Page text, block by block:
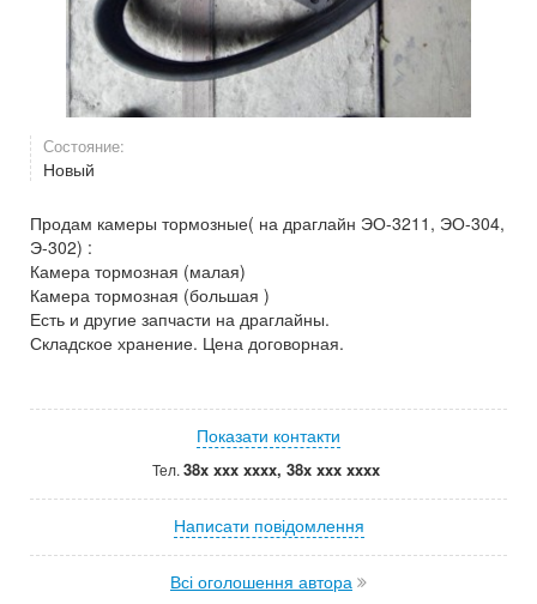
Состояние:
Новый
Продам камеры тормозные( на драглайн ЭО-3211, ЭО-304,
Э-302) :
Камера тормозная (малая)
Камера тормозная (большая )
Есть и другие запчасти на драглайны.
Складское хранение. Цена договорная.
Показати контакти
Тел. 38x xxx xxxx, 38x xxx xxxx
Написати повідомлення
Всі оголошення автора